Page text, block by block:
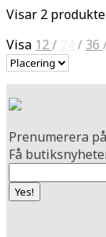
Visar 2
Visa 12/ / 36
Prenumerera
Få